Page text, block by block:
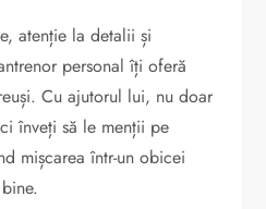
atenție la detalii și
personal îți oferă
Cu ajutorul lui, nu doar
înveți să le menții pe
mișcarea într-un obicei